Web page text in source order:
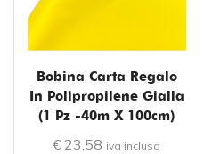
Bobina Carta Regalo
In Polipropilene Gialla
(1 Pz -40m X 100cm)
€ 23,58 iva inclusa